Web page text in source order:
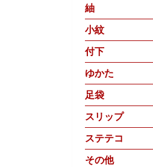
紬
小紋
付下
ゆかた
足袋
スリップ
ステテコ
その他